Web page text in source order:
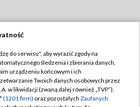
TVP
Regulamin TVP
prywatności
do serwisu", aby wyrazić zgody na
śledzenia i zbierania danych,
urządzeniu końcowym i ich
Twoich danych osobowych przez
w likwidacji (zwaną dalej również „TVP”),
(1201 firm) oraz pozostałych Zaufanych